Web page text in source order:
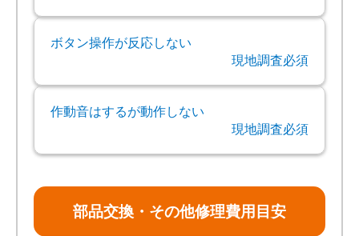
ボタン操作が反応しない
現地調査必須
作動音はするが動作しない
現地調査必須
部品交換・その他修理費用目安